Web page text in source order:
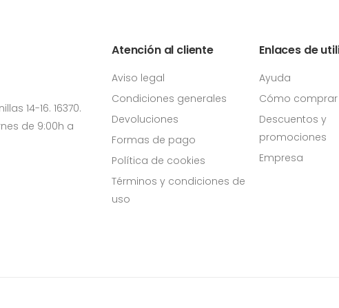
14-16. 16370.
de 9:00h a
Atención al cliente
Aviso legal
Condiciones generales
Devoluciones
Formas de pago
Política de cookies
Términos y condiciones de
uso
Enlaces de
Ayuda
Cómo comprar
Descuentos y
promociones
Empresa